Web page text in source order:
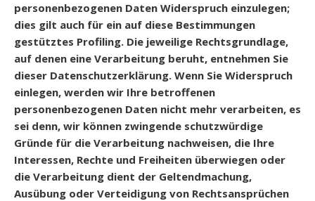
personenbezogenen Daten Widerspruch einzulegen;
dies gilt auch für ein auf diese Bestimmungen
gestütztes Profiling. Die jeweilige Rechtsgrundlage,
auf denen eine Verarbeitung beruht, entnehmen Sie
dieser Datenschutzerklärung. Wenn Sie Widerspruch
einlegen, werden wir Ihre betroffenen
personenbezogenen Daten nicht mehr verarbeiten, es
sei denn, wir können zwingende schutzwürdige
Gründe für die Verarbeitung nachweisen, die Ihre
Interessen, Rechte und Freiheiten überwiegen oder
die Verarbeitung dient der Geltendmachung,
Ausübung oder Verteidigung von Rechtsansprüchen